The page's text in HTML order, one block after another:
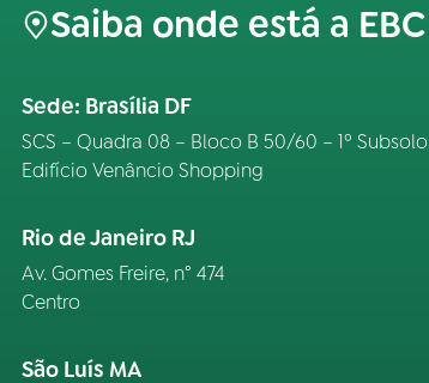
Saiba onde está a EBC
Sede: Brasília DF
SCS – Quadra 08 – Bloco B 50/60 – 1º Subsolo
Edifício Venâncio Shopping
Rio de Janeiro RJ
Av. Gomes Freire, n° 474
Centro
São Luís MA